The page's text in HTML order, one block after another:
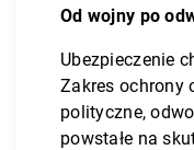
Od wojny po
Ubezpieczenie
Zakres ochrony
polityczne,
powstałe na